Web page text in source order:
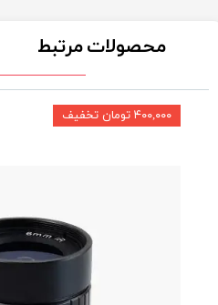
محصولات مرتبط
۴۰۰,۰۰۰ تومان تخفیف